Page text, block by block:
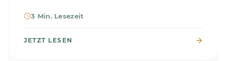
3 Min. Lesezeit
JETZT LESEN